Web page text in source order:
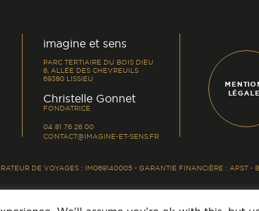
imagine et sens
PARC TERTIAIRE DU BOIS DIEU
8, ALLÉE DES CHEVREUILS
69380 LISSIEU
Christelle Gonnet-
FONDATRICE
04 81 76 26 00
CONTACT@IMAGINE-ET-SENS.FR
DE VOYAGES : IM069140005 - GARANTIE FINANCIÈRE : APST -